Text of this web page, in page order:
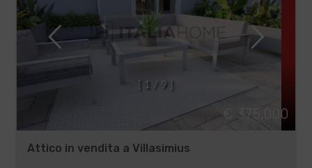
1 / 9
€ 375.000
Attico in vendita a Villasimius